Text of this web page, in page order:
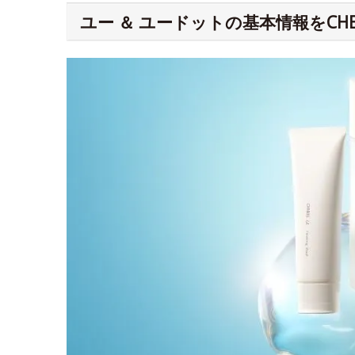
ユー ＆ ユードットの基本情報を